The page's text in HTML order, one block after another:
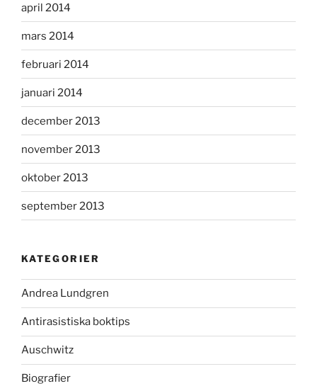
april 2014
mars 2014
februari 2014
januari 2014
december 2013
november 2013
oktober 2013
september 2013
KATEGORIER
Andrea Lundgren
Antirasistiska boktips
Auschwitz
Biografier